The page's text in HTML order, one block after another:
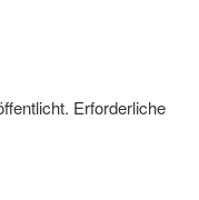
Erforderliche